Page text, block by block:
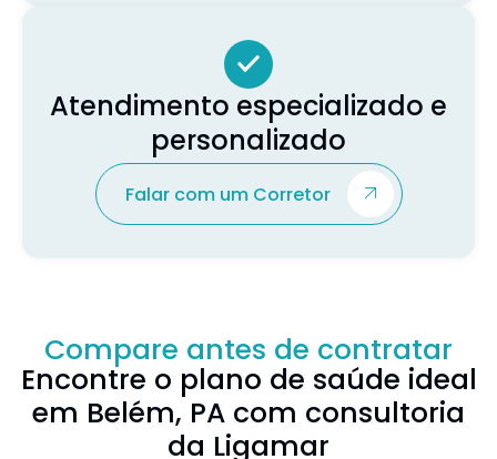
Atendimento especializado e
personalizado
Falar com um Corretor
Compare antes de contratar
Encontre o plano de saúde ideal
em Belém, PA com consultoria
da Ligamar